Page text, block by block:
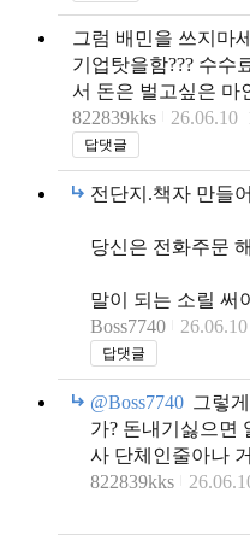
그럼 배민을 쓰지마
기업탓을함??? 수수
서 돈은 벌고싶은 마
822839kks
26.06.10
답댓글
전단지.책자 만들
당신은 전화주문
말이 되는 소릴 써
Boss7740
답댓글
@Boss7740 그렇
가? 돈내기싫으면
사 단체인줄아나
822839kks